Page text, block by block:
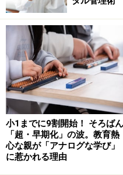
アメリカ流タイムアウ
日本流”タイムアウト”
こんなタイムアウト法
親子にとって必要なク
アメリカ流タイム
けに使える？
小1までに9割開始！ そろばん
「超・早期化」の波。教育熱
心な親が「アナログな学び」
に惹かれる理由